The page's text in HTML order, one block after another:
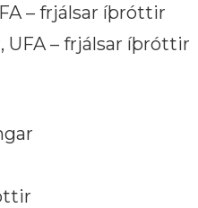
– frjálsar íþróttir
– frjálsar íþróttir